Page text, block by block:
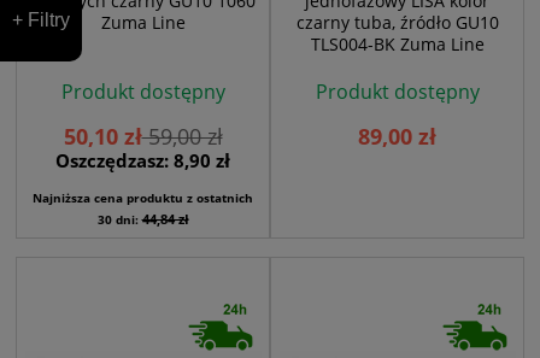
Zuma Line
Produkt dostępny
50,10 zł59,00 zł
Oszczędzasz: 8,90 zł
Najniższa cena produktu z ostatnich
30 dni:44,84 zł
czarny tuba, źródło GU10
TLS004-BK Zuma Line
Produkt dostępny
89,00 zł
+ Filtry